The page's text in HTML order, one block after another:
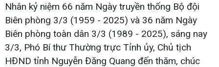
Nhân kỷ niệm 66 năm Ngày truyền thống Bộ đội
Biên phòng 3/3 (1959 - 2025) và 36 năm Ngày
Biên phòng toàn dân 3/3 (1989 - 2025), sáng nay
3/3, Phó Bí thư Thường trực Tỉnh ủy, Chủ tịch
HĐND tỉnh Nguyễn Đăng Quang đến thăm, chúc